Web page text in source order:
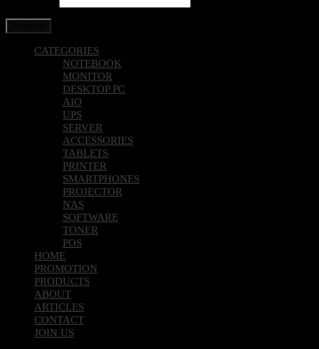
CATEGORIES
NOTEBOOK
MONITOR
DESKTOP PC
AIO
UPS
SERVER
ACCESSORIES
TABLETS
PRINTER
SMARTPHONES
PROJECTOR
NAS
SOFTWARE
TONER
POS
HOME
PROMOTION
PRODUCTS
ABOUT
ARTICLES
CONTACT
JOIN US